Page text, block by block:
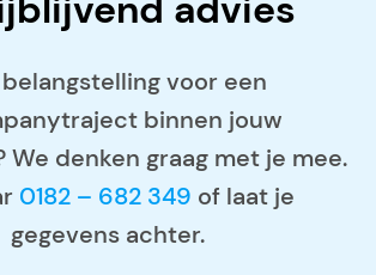
voor een
binnen jouw
We denken graag met je mee.
0182 – 682 349 of laat je
gegevens achter.